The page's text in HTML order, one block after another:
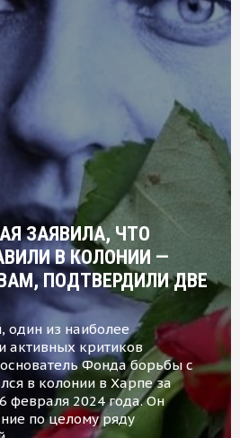
ЗАЯВИЛА, ЧТО
В КОЛОНИИ —
ПОДТВЕРДИЛИ ДВЕ
один из наиболее
активных критиков
Фонда борьбы с
в колонии в Харпе за
февраля 2024 года. Он
по целому ряду